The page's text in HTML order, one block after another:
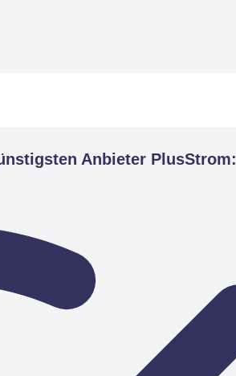
Anbieter PlusStrom: